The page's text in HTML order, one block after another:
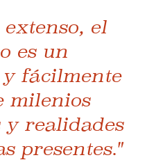
el
es un
fácilmente
milenios
​​y realidades
presentes."